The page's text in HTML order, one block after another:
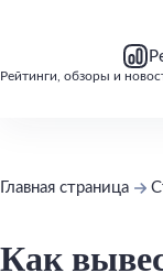
Рейтинги, обзоры и
Главная страница
Как